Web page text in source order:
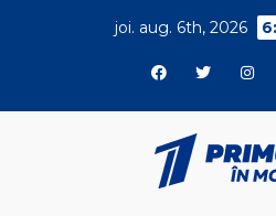
joi. aug. 6th, 2026